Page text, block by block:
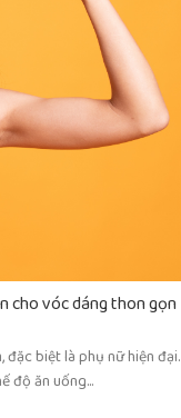
cho vóc dáng thon gọn
đặc biệt là phụ nữ hiện đại.
độ ăn uống...